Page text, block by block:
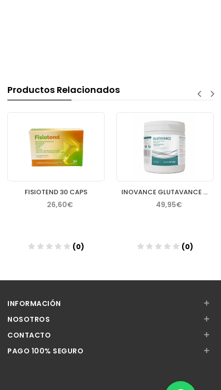
Productos Relacionados
FISIOTEND 30 CAPS
26,60€
(0)
INOVANCE GLUTAVANCE 400GR
49,95€
(0)
INFORMACIÓN +
NOSOTROS +
CONTACTO +
PAGO 100% SEGURO +